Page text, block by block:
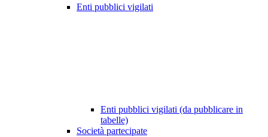
Enti pubblici vigilati
Enti pubblici vigilati (da pubblicare in
tabelle)
Società partecipate